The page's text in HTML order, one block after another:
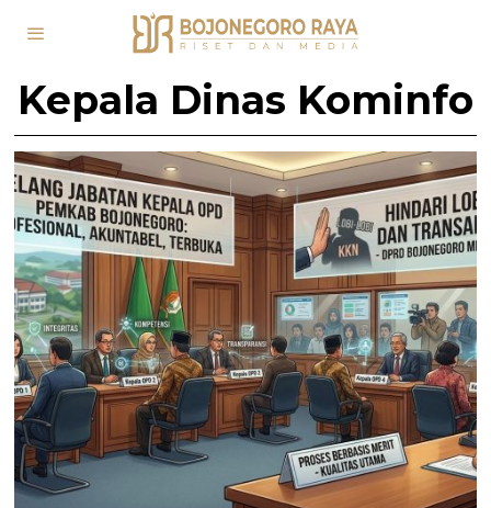
Kepala Dinas Kominfo